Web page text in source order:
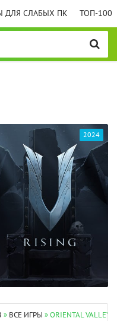
ДЛЯ СЛАБЫХ ПК ТОП-100
2024
» ВСЕ ИГРЫ » ORIENTAL VALLEY